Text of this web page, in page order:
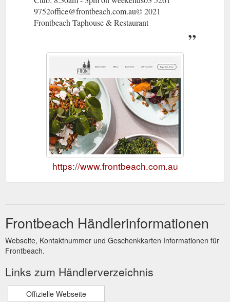
9752office@frontbeach.com.au© 2021
Frontbeach Taphouse & Restaurant
https://www.frontbeach.com.au
Frontbeach Händlerinformationen
Webseite, Kontaktnummer und Geschenkkarten Informationen für
Frontbeach.
Links zum Händlerverzeichnis
Offizielle Webseite